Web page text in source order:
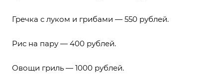
Гречка с луком и грибами — 550 рублей.
Рис на пару — 400 рублей.
Овощи гриль — 1000 рублей.